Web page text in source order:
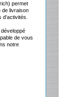
permet
de livraison
d'activités.
de vous
notre